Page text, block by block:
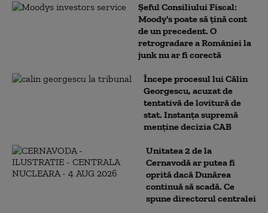
Șeful Consiliului Fiscal:
Moody's poate să țină cont
de un precedent. O
retrogradare a României la
junk nu ar fi corectă
Începe procesul lui Călin
Georgescu, acuzat de
tentativă de lovitură de
stat. Instanța supremă
menține decizia CAB
Unitatea 2 de la
Cernavodă ar putea fi
oprită dacă Dunărea
continuă să scadă. Ce
spune directorul centralei